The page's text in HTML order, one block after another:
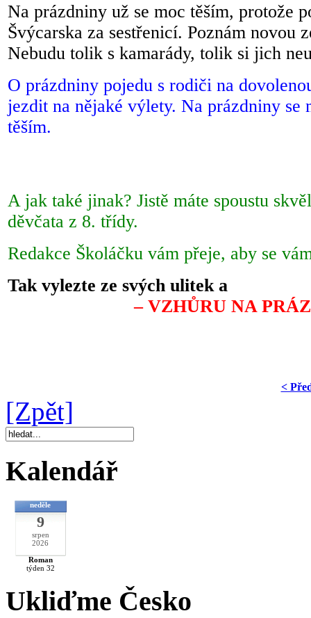
Na prázdniny už se moc těším, protože
Švýcarska za sestřenicí. Poznám novou
Nebudu tolik s kamarády,
O prázdniny pojedu s rodiči na
jezdit na nějaké výlety. Na prázdniny se
A jak také jinak? Jistě máte spoustu
děvčata z 8. třídy.
Redakce Školáčku vám přeje, aby se
Tak vylezte ze svých ulitek a
– VZHŮRU NA
<
[Zpět]
Kalendář
neděle
9
srpen
2026
Roman
týden 32
Ukliďme Česko